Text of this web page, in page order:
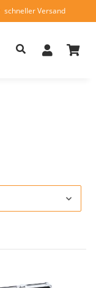
schneller Versand